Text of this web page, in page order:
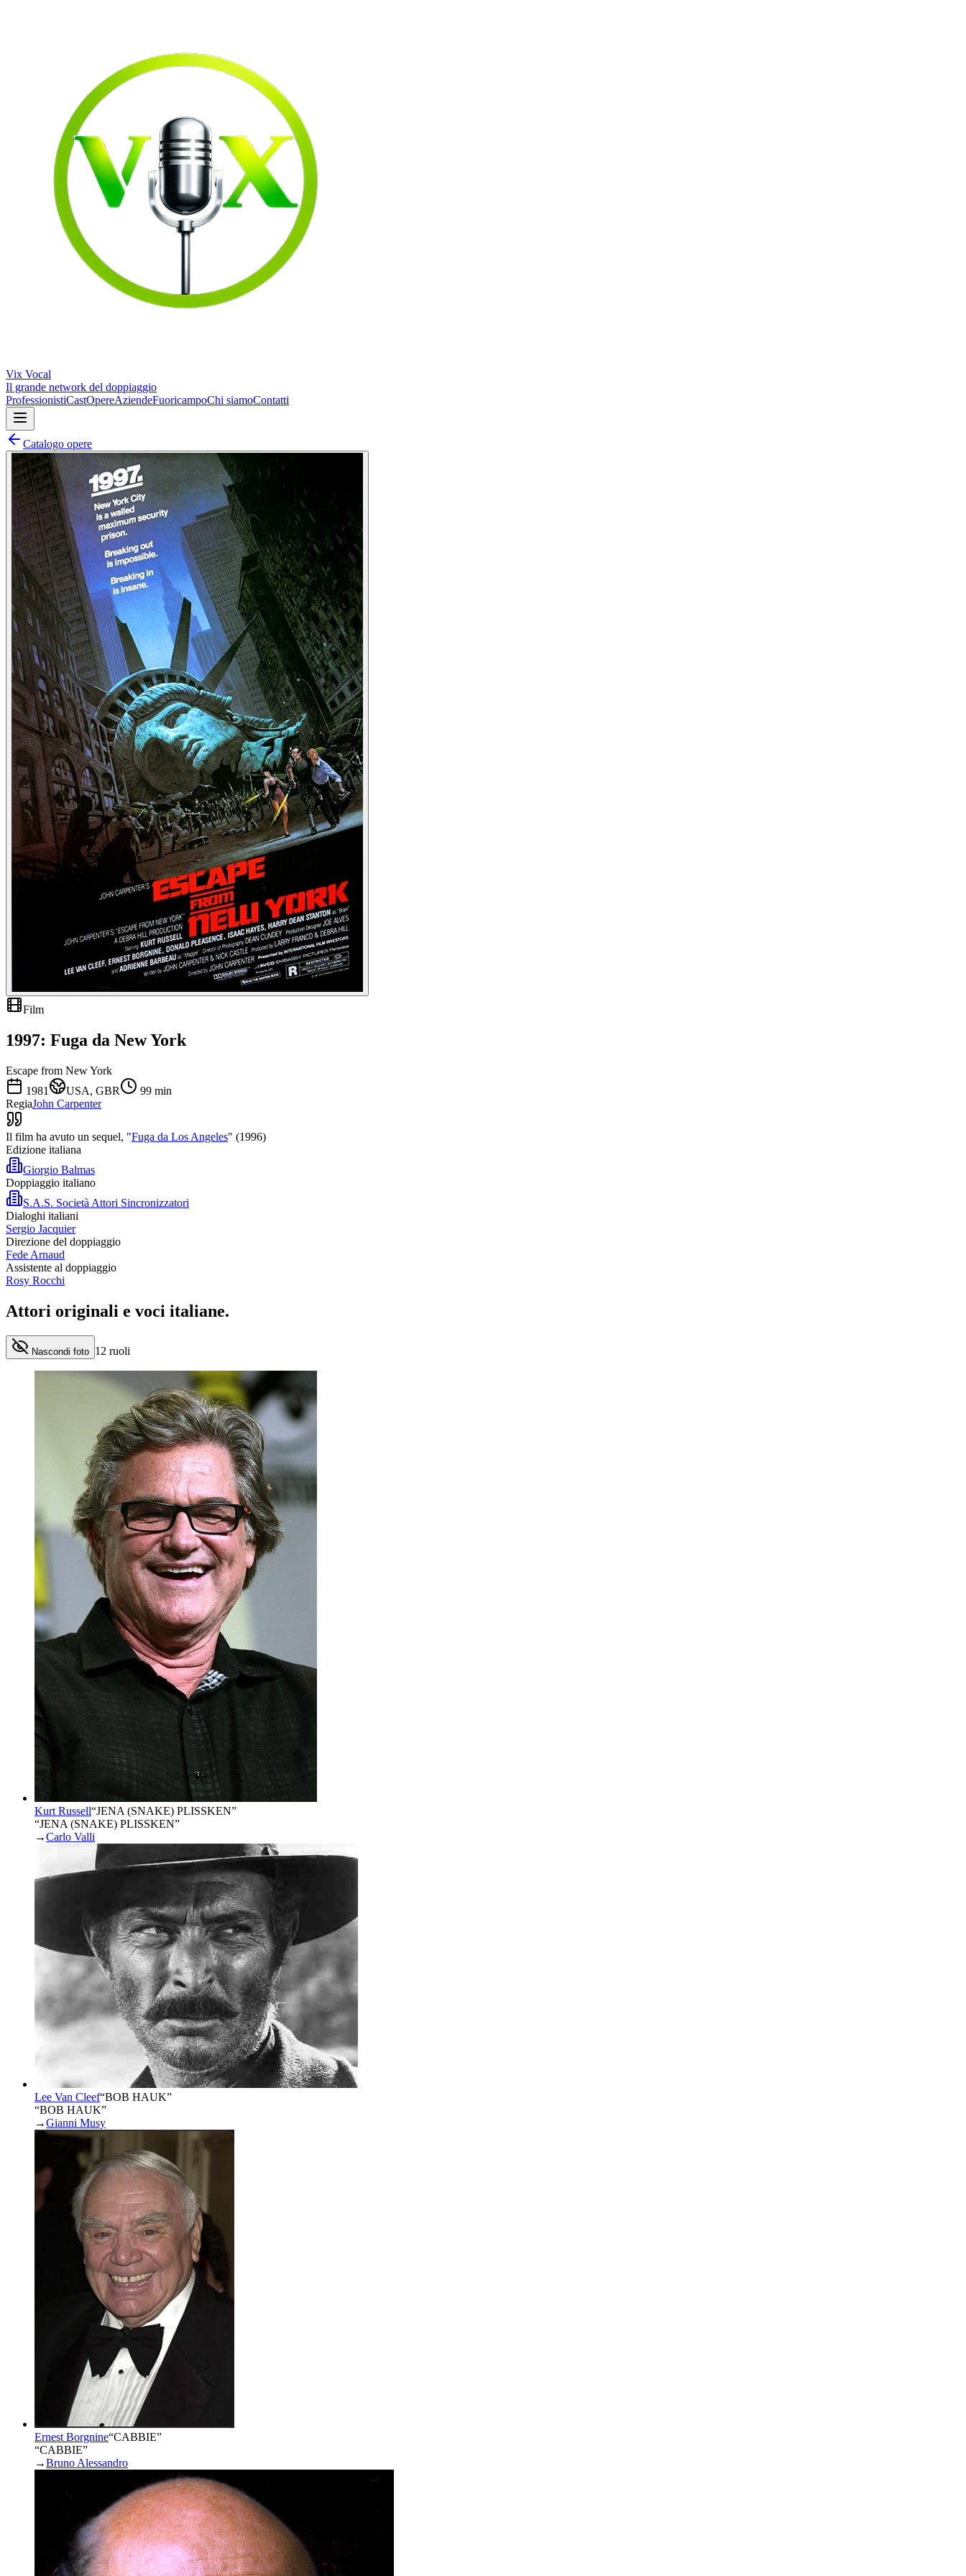
Vix Vocal
Il grande network del doppiaggio
ProfessionistiCastOpereAziendeFuoricampoChi siamoContatti
Catalogo opere
Film
1997: Fuga da New York
Escape from New York
1981
USA, GBR 99 min
RegiaJohn Carpenter
Il film ha avuto un sequel, "Fuga da Los Angeles" (1996)
Edizione italiana
Giorgio Balmas
Doppiaggio italiano
S.A.S. Società Attori Sincronizzatori
Dialoghi italiani
Sergio Jacquier
Direzione del doppiaggio
Fede Arnaud
Assistente al doppiaggio
Rosy Rocchi
Attori originali e voci italiane.
Nascondi foto 12 ruoli
Kurt Russell“JENA (SNAKE) PLISSKEN”
“JENA (SNAKE) PLISSKEN”
→Carlo Valli
Lee Van Cleef“BOB HAUK”
“BOB HAUK”
→Gianni Musy
Ernest Borgnine“CABBIE”
“CABBIE”
→Bruno Alessandro